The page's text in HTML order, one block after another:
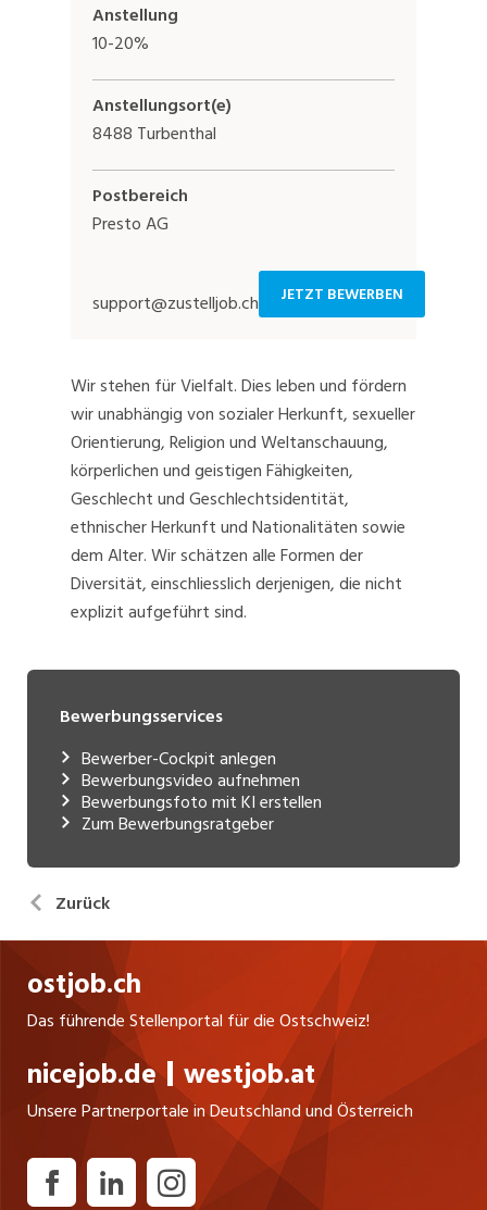
Anstellung
10-20%
Anstellungsort(e)
8488 Turbenthal
Postbereich
Presto AG
support@zustelljob.ch JETZT BEWERBEN
Wir stehen für Vielfalt. Dies leben und fördern
wir unabhängig von sozialer Herkunft, sexueller
Orientierung, Religion und Weltanschauung,
körperlichen und geistigen Fähigkeiten,
Geschlecht und Geschlechtsidentität,
ethnischer Herkunft und Nationalitäten sowie
dem Alter. Wir schätzen alle Formen der
Diversität, einschliesslich derjenigen, die nicht
explizit aufgeführt sind.
Bewerbungsservices
Bewerber-Cockpit anlegen
Bewerbungsvideo aufnehmen
Bewerbungsfoto mit KI erstellen
Zum Bewerbungsratgeber
Zurück
ostjob.ch
Das führende Stellenportal für die Ostschweiz!
nicejob.de westjob.at
Unsere Partnerportale in Deutschland und Österreich